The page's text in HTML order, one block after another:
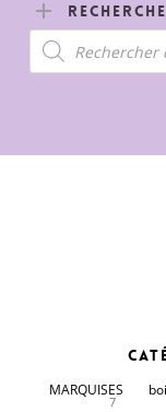
Recherche
de
produits
MARQUISES
7